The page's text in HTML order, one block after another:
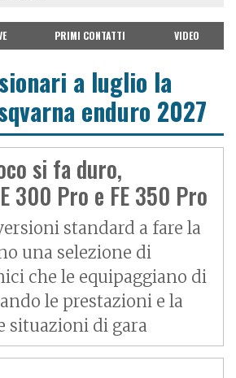
PRIMI CONTATTI VIDEO
a luglio la
enduro 2027
si fa duro,
300 Pro e FE 350 Pro
standard a fare la
una selezione di
che le equipaggiano di
le prestazioni e la
situazioni di gara